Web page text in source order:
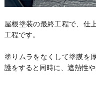
屋根塗装の最終工程で、仕
工程です。
塗りムラをなくして塗膜を
護をすると同時に、遮熱性